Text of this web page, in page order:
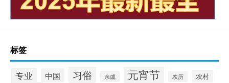
标签
专业 中国 习俗 亲戚 元宵节 农历 农村